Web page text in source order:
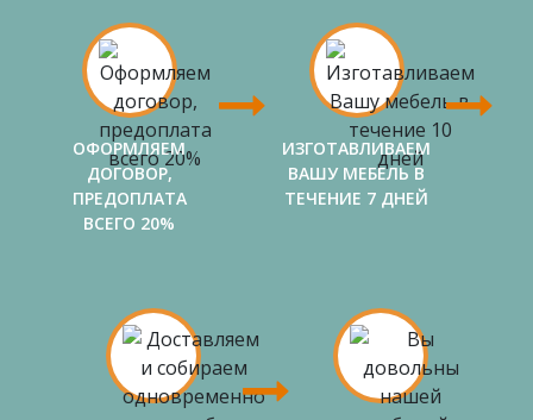
ОФОРМЛЯЕМ
ДОГОВОР,
ПРЕДОПЛАТА
ВСЕГО 20%
ИЗГОТАВЛИВАЕМ
ВАШУ МЕБЕЛЬ В
ТЕЧЕНИЕ 7 ДНЕЙ